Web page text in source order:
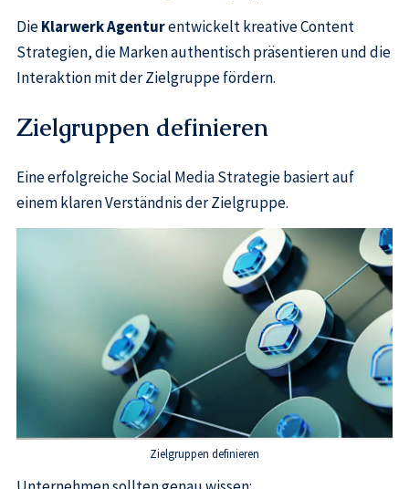
DieKlarwerk Agenturentwickelt kreative Content
Strategien, die Marken authentisch präsentieren und die
Interaktion mit der Zielgruppe fördern.
Zielgruppen definieren
Eine erfolgreiche Social Media Strategie basiert auf
einem klaren Verständnis der Zielgruppe.
Zielgruppen definieren